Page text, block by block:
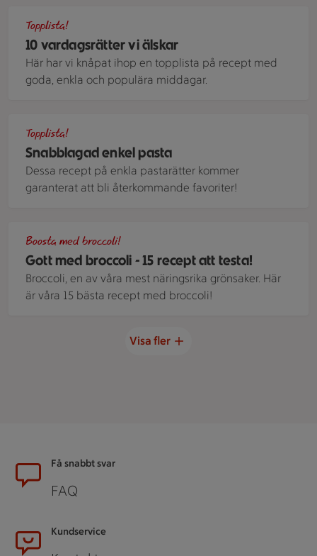
10 vardagsrätter vi älskar
Topplista!
Här har vi knåpat ihop en topplista på recept med
goda, enkla och populära middagar.
Snabblagad enkel pasta
Topplista!
Dessa recept på enkla pastarätter kommer
garanterat att bli återkommande favoriter!
Gott med broccoli - 15 recept att testa!
Boosta med broccoli!
Broccoli, en av våra mest näringsrika grönsaker. Här
är våra 15 bästa recept med broccoli!
Visa fler
SidfotFå snabbt svar
FAQ
Kundservice